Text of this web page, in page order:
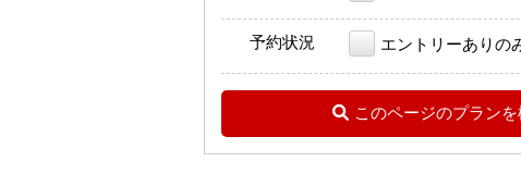
予約状況 エントリーありの
このページのプラン